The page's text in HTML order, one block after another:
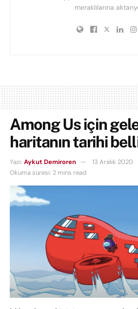
meraklılarına
Among Us için
haritanın tarihi
Yazı: Aykut Demiroren
13 Aralık 2020
Okuma süresi: 2 mins read